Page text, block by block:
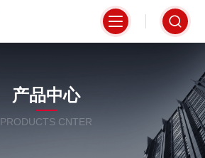
产品中心
PRODUCTS CNTER